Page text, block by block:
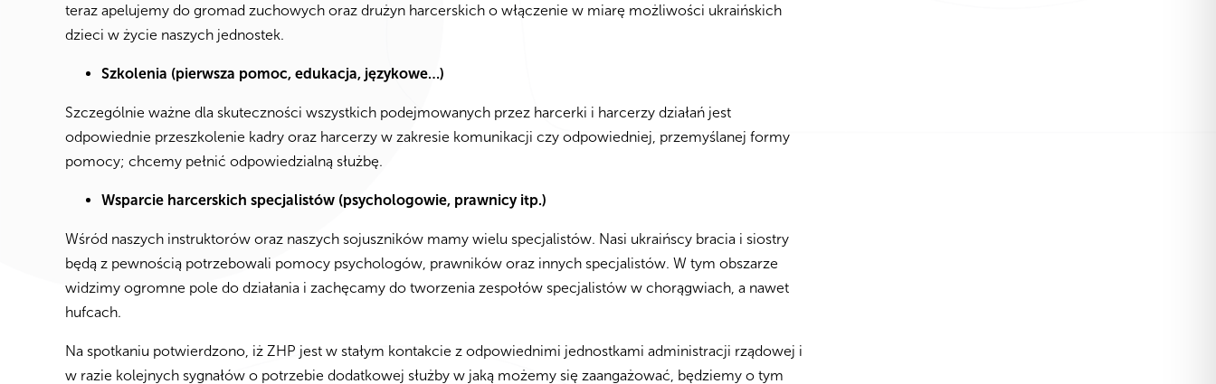
teraz apelujemy do gromad zuchowych oraz drużyn harcerskich o włączenie w miarę możliwości ukraińskich
dzieci w życie naszych jednostek.
Szkolenia (pierwsza pomoc, edukacja, językowe…)
Szczególnie ważne dla skuteczności wszystkich podejmowanych przez harcerki i harcerzy działań jest
odpowiednie przeszkolenie kadry oraz harcerzy w zakresie komunikacji czy odpowiedniej, przemyślanej formy
pomocy; chcemy pełnić odpowiedzialną służbę.
Wsparcie harcerskich specjalistów (psychologowie, prawnicy itp.)
Wśród naszych instruktorów oraz naszych sojuszników mamy wielu specjalistów. Nasi ukraińscy bracia i siostry
będą z pewnością potrzebowali pomocy psychologów, prawników oraz innych specjalistów. W tym obszarze
widzimy ogromne pole do działania i zachęcamy do tworzenia zespołów specjalistów w chorągwiach, a nawet
hufcach.
Na spotkaniu potwierdzono, iż ZHP jest w stałym kontakcie z odpowiednimi jednostkami administracji rządowej i
w razie kolejnych sygnałów o potrzebie dodatkowej służby w jaką możemy się zaangażować, będziemy o tym